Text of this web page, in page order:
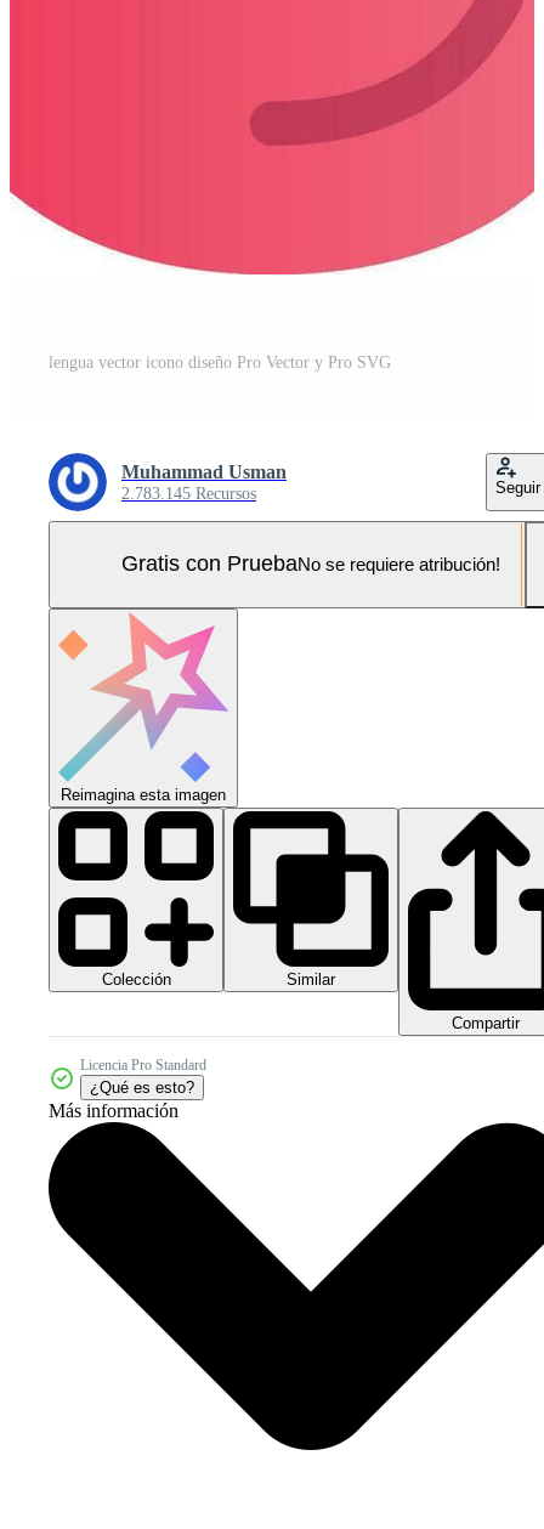
lengua vector icono diseño Pro Vector y Pro SVG
Muhammad Usman
2.783.145 Recursos Seguir
Gratis con PruebaNo se requiere atribución!
Reimagina esta imagen
Colección Similar
Compartir
Licencia Pro Standard
¿Qué es esto?
Más información